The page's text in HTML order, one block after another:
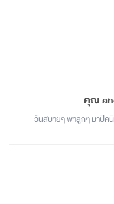
คุณ
วันสบายๆ พาลูกๆ มาปิค